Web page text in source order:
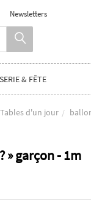
Newsletters
& FÊTE
Tables d'un jour
» garçon - 1m